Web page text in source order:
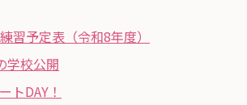
習予定表（令和8年度）
校公開
DAY！